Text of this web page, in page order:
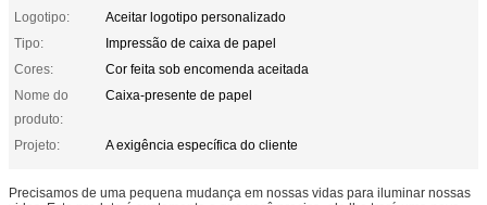
Logotipo:
Aceitar logotipo personalizado
Tipo:
Impressão de caixa de papel
Cores:
Cor feita sob encomenda aceitada
Nome do
produto:
Caixa-presente de papel
Projeto: A exigência específica do cliente
Precisamos de uma pequena mudança em nossas vidas para iluminar nossas